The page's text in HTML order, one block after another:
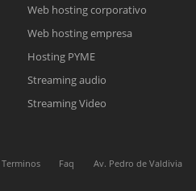
correo electrónico con el enlace a
la reunión online.
contactaremos a la brevedad.
Online
con sus datos personales.
Web hosting corporativo
Web hosting empresa
Hosting PYME
Streaming audio
Streaming Video
Terminos Faq
Av. Pedro de Valdivia